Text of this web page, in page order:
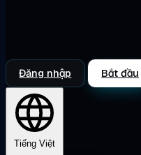
Đăng nhập Bắt đầu
Tiếng Việt